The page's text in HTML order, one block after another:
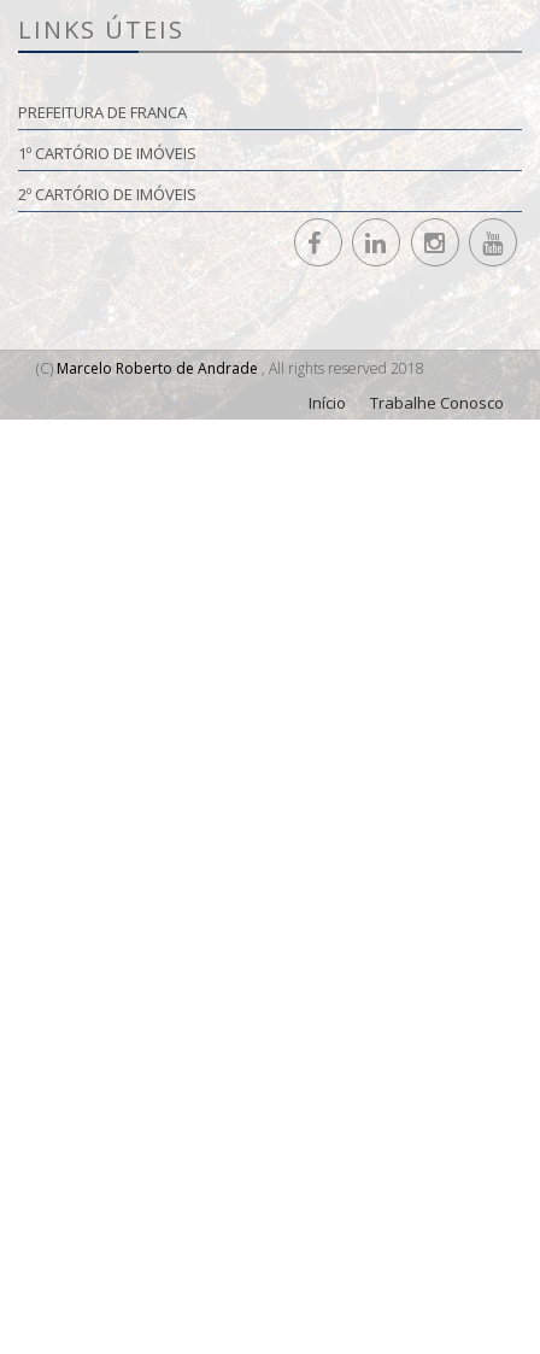
LINKS ÚTEIS
PREFEITURA DE FRANCA
1º CARTÓRIO DE IMÓVEIS
2º CARTÓRIO DE IMÓVEIS
(C)Marcelo Roberto de Andrade , All rights reserved 2018
Início Trabalhe Conosco